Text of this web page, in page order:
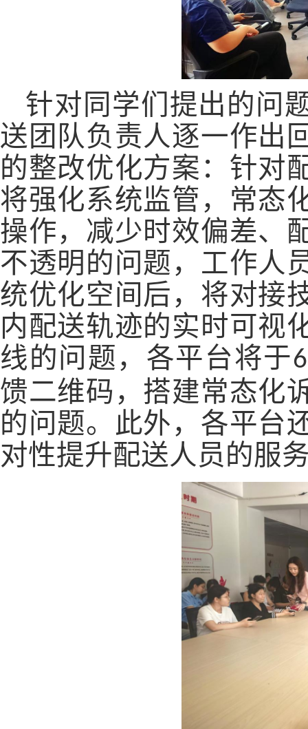
针对同学们提出的问
送团队负责人逐一作出
的整改优化方案：针对
将强化系统监管，常态
操作，减少时效偏差、
不透明的问题，工作人
统优化空间后，将对接
内配送轨迹的实时可视
线的问题，各平台将于6
馈二维码，搭建常态化
的问题。此外，各平台
对性提升配送人员的服